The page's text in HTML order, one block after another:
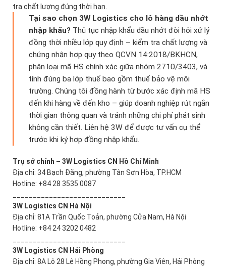
tra chất lượng đúng thời hạn.
Tại sao chọn 3W Logistics cho lô hàng dầu nhớt
nhập khẩu? Thủ tục nhập khẩu dầu nhớt đòi hỏi xử lý
đồng thời nhiều lớp quy định – kiểm tra chất lượng và
chứng nhận hợp quy theo QCVN 14:2018/BKHCN,
phân loại mã HS chính xác giữa nhóm 2710/3403, và
tính đúng ba lớp thuế bao gồm thuế bảo vệ môi
trường. Chúng tôi đồng hành từ bước xác định mã HS
đến khi hàng về đến kho – giúp doanh nghiệp rút ngắn
thời gian thông quan và tránh những chi phí phát sinh
không cần thiết. Liên hệ 3W để được tư vấn cụ thể
trước khi ký hợp đồng nhập khẩu.
Trụ sở chính – 3W Logistics CN Hồ Chí Minh
Địa chỉ: 34 Bạch Đằng, phường Tân Sơn Hòa, TP.HCM
Hotline: +84 28 3535 0087
3W Logistics CN Hà Nội
Địa chỉ: 81A Trần Quốc Toản, phường Cửa Nam, Hà Nội
Hotline: +84 24 3202 0482
3W Logistics CN Hải Phòng
Địa chỉ: 8A Lô 28 Lê Hồng Phong, phường Gia Viên, Hải Phòng